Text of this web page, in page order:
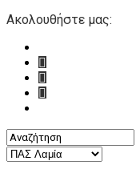
Ακολουθήστε μας: